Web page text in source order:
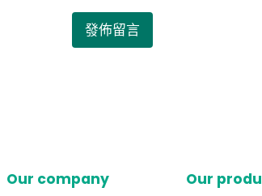
Our company Our